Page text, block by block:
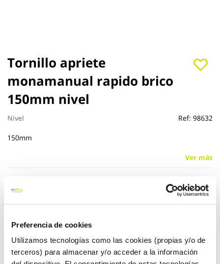
Preferencia de cookies
Utilizamos tecnologías como las cookies (propias y/o de
terceros) para almacenar y/o acceder a la información
Tornillo apriete
monamanual rapido brico
150mm nivel
Nivel Ref: 98632
150mm
Ver más
5,95 €
Saltar
al
comienzo
de
la
galería
de